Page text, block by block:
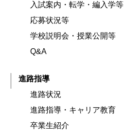
入試案内・転学・編入学等
応募状況等
学校説明会・授業公開等
Q&A
進路指導
進路状況
進路指導・キャリア教育
卒業生紹介